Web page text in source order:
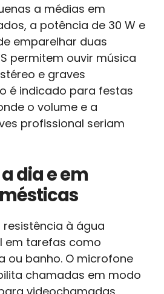
a médias em
a potência de 30 W e
emparelhar duas
permitem ouvir música
e graves
é indicado para festas
o volume e a
profissional seriam
dia e em
à água
em tarefas como
ou banho. O microfone
chamadas em modo